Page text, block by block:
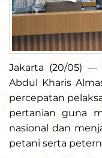
Jakarta (20/05) —
Abdul Kharis
percepatan
pertanian guna
nasional dan
petani serta